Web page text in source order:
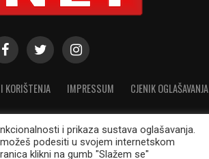
KORIŠTENJA IMPRESSUM CJENIK OGLAŠAVANJA
Sva prava pridržana. ISSN: 1848-1000
i prikaza sustava oglašavanja.
podesiti u svojem internetskom
klikni na gumb "Slažem se"